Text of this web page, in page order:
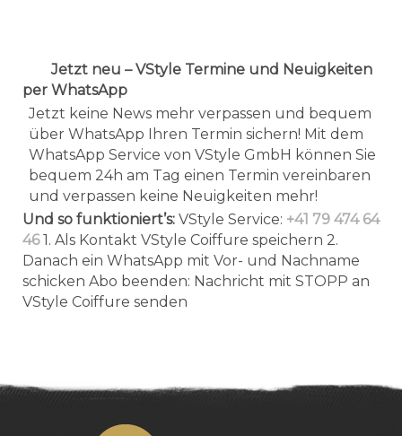
Jetzt neu – VStyle Termine und Neuigkeiten
per WhatsApp
Jetzt keine News mehr verpassen und bequem
über WhatsApp Ihren Termin sichern! Mit dem
WhatsApp Service von VStyle GmbH können Sie
bequem 24h am Tag einen Termin vereinbaren
und verpassen keine Neuigkeiten mehr!
Und so funktioniert’s: VStyle Service: +41 79 474 64
461. Als Kontakt VStyle Coiffure speichern 2.
Danach ein WhatsApp mit Vor- und Nachname
schicken Abo beenden: Nachricht mit STOPP an
VStyle Coiffure senden